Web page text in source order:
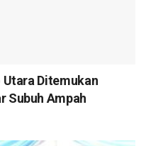
Ditemukan
Subuh Ampah